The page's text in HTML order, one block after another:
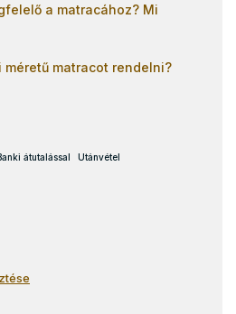
a matracához? Mi
matracot rendelni?
átutalással Utánvétel